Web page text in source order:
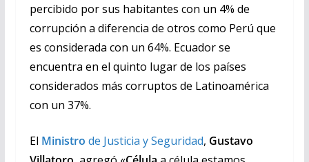
percibido por sus habitantes con un 4% de
corrupción a diferencia de otros como Perú que
es considerada con un 64%. Ecuador se
encuentra en el quinto lugar de los países
considerados más corruptos de Latinoamérica
con un 37%.
El Ministro de Justicia y Seguridad, Gustavo